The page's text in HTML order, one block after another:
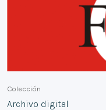
Colección
Archivo digital